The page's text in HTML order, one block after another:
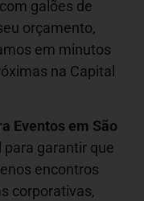
galões de
orçamento,
em minutos
na Capital
Eventos em São
garantir que
encontros
corporativas,